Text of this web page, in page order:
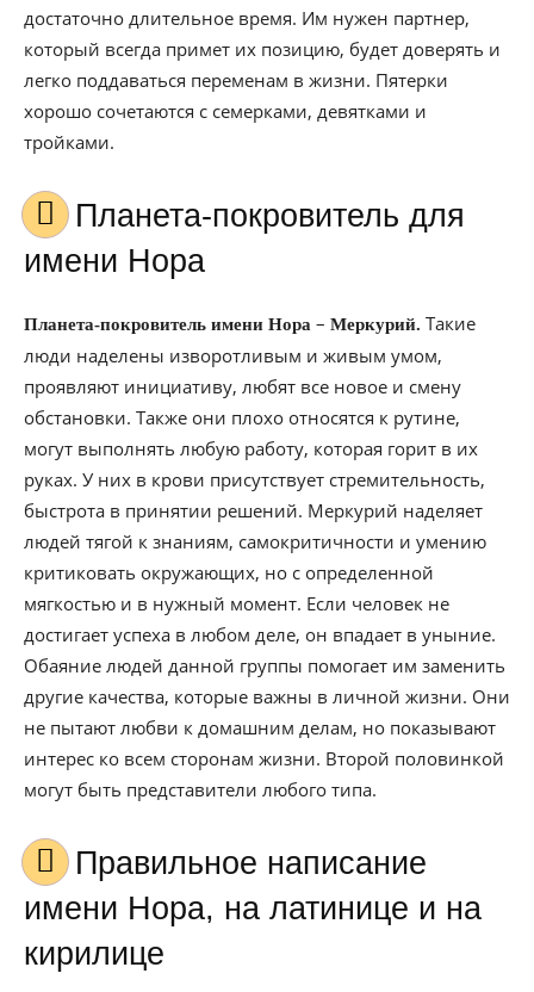
достаточно длительное время. Им нужен партнер,
который всегда примет их позицию, будет доверять и
легко поддаваться переменам в жизни. Пятерки
хорошо сочетаются с семерками, девятками и
тройками.
Планета-покровитель для
имени Нора
Планета-покровитель имени Нора – Меркурий. Такие
люди наделены изворотливым и живым умом,
проявляют инициативу, любят все новое и смену
обстановки. Также они плохо относятся к рутине,
могут выполнять любую работу, которая горит в их
руках. У них в крови присутствует стремительность,
быстрота в принятии решений. Меркурий наделяет
людей тягой к знаниям, самокритичности и умению
критиковать окружающих, но с определенной
мягкостью и в нужный момент. Если человек не
достигает успеха в любом деле, он впадает в уныние.
Обаяние людей данной группы помогает им заменить
другие качества, которые важны в личной жизни. Они
не пытают любви к домашним делам, но показывают
интерес ко всем сторонам жизни. Второй половинкой
могут быть представители любого типа.
Правильное написание
имени Нора, на латинице и на
кирилице